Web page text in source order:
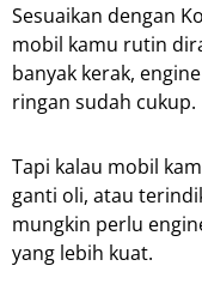
Sesuaikan dengan
mobil kamu rutin
banyak kerak,
ringan sudah cukup.
Tapi kalau mobil
ganti oli, atau
mungkin perlu
yang lebih kuat.